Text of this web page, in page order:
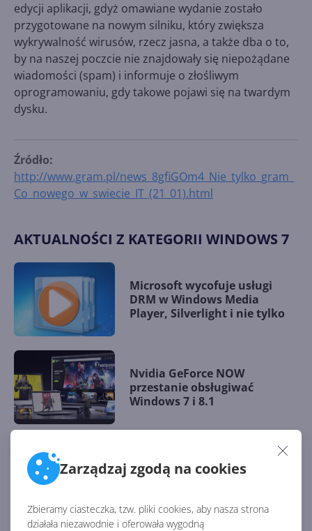
Zarządzaj zgodą na cookies
Zbieramy ciasteczka, tzw. pliki cookies, aby nasza strona
działała niezawodnie i oferowała wygodną
edycji aplikacji, gdyż omawiane wydanie zostało
przygotowane na nowym silniku, który zwiększa
wykrywalność wirusów, rzecz jasna, a także dba o to,
by na naszej poczcie nie znajdowały się niepożądane
wiadomości (spam) i informuje o złośliwym
oprogramowaniu, gdy takowe pojawi się na twardym
dysku.
Źródło:
http://www.gram.pl/news_8gfiGOm4_Nie_tylko_gram_
Co_nowego_w_swiecie_IT_(21_01).html
AKTUALNOŚCI Z KATEGORII WINDOWS 7
Microsoft wycofuje usługi
DRM w Windows Media
Player, Silverlight i nie tylko
Nvidia GeForce NOW
przestanie obsługiwać
Windows 7 i 8.1
Pełna transformacja Windows
10 w Windows 7